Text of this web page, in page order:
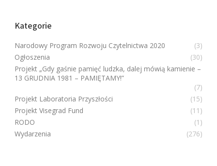
Kategorie
Narodowy Program Rozwoju Czytelnictwa 2020
(3)
Ogłoszenia
(30)
Projekt „Gdy gaśnie pamięć ludzka, dalej mówią kamienie –
13 GRUDNIA 1981 – PAMIĘTAMY!”
(7)
Projekt Laboratoria Przyszłości
(15)
Projekt Visegrad Fund
(11)
RODO
(1)
Wydarzenia
(276)